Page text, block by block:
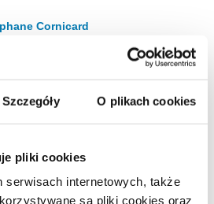
Szczegóły O plikach cookies
pliki cookies
serwisach internetowych, także
są pliki cookies oraz
Cornicard
Sortuj
Na stronie